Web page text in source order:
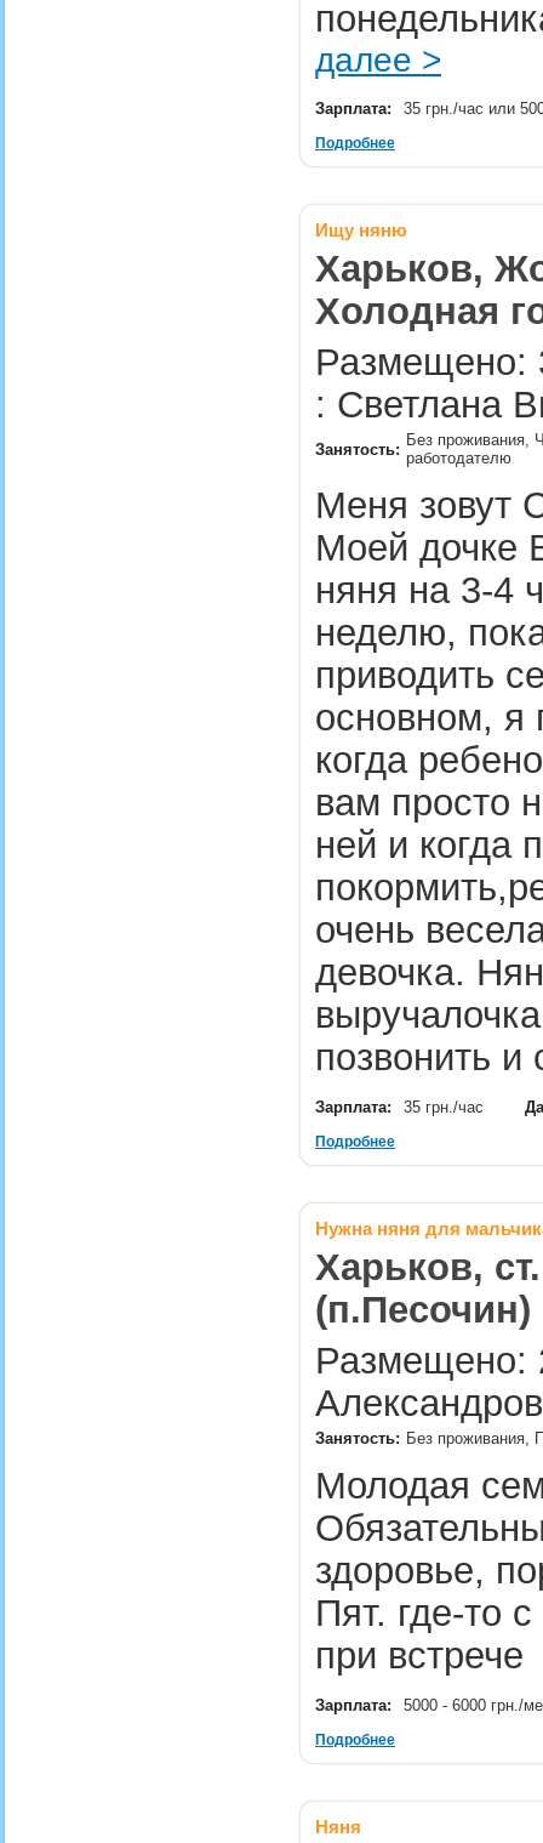
далее >
Зарплата: 35 грн./час или
Подробнее
Ищу няню
Харьков,
Холодная
Размещено:
: Светлана
Занятость:
Без проживания,
работодателю
Меня зовут
Моей дочке
няня на 3-4
неделю,
приводить
основном, я
когда
вам просто
ней и когда
очень
девочка.
позвонить
Зарплата: 35 грн./час
Подробнее
Нужна няня для
Харьков,
(п.Песочин)
Размещено:
Занятость: Без проживания,
Молодая
здоровье,
Пят. где-то
при
Зарплата: 5000 - 6000 грн./
Подробнее
Няня